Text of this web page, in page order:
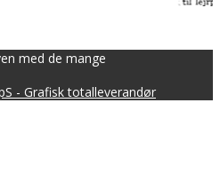
med de mange
- Grafisk totalleverandør